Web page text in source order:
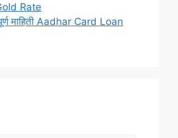
Rate
माहिती Aadhar Card Loan